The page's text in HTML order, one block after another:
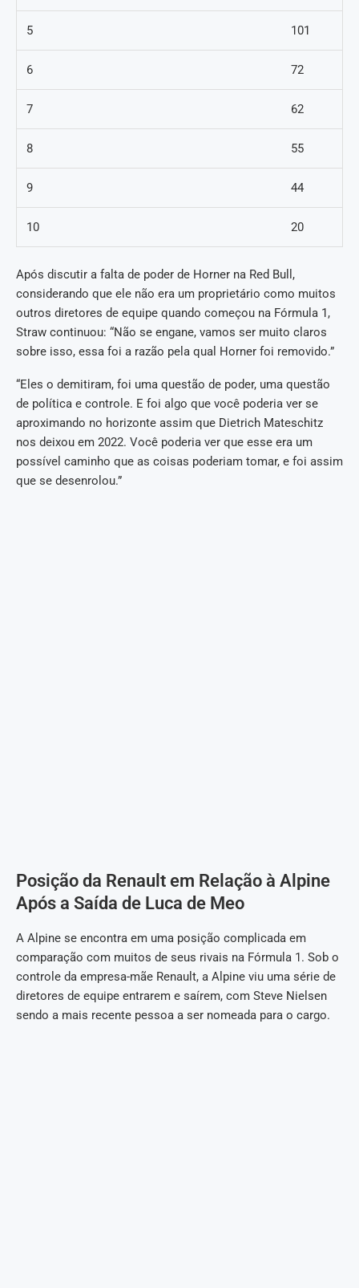
5 101
6 72
7 62
8 55
9 44
10 20
Após discutir a falta de poder de Horner na Red Bull,
considerando que ele não era um proprietário como muitos
outros diretores de equipe quando começou na Fórmula 1,
Straw continuou: “Não se engane, vamos ser muito claros
sobre isso, essa foi a razão pela qual Horner foi removido.”
“Eles o demitiram, foi uma questão de poder, uma questão
de política e controle. E foi algo que você poderia ver se
aproximando no horizonte assim que Dietrich Mateschitz
nos deixou em 2022. Você poderia ver que esse era um
possível caminho que as coisas poderiam tomar, e foi assim
que se desenrolou.”
Posição da Renault em Relação à Alpine
Após a Saída de Luca de Meo
A Alpine se encontra em uma posição complicada em
comparação com muitos de seus rivais na Fórmula 1. Sob o
controle da empresa-mãe Renault, a Alpine viu uma série de
diretores de equipe entrarem e saírem, com Steve Nielsen
sendo a mais recente pessoa a ser nomeada para o cargo.